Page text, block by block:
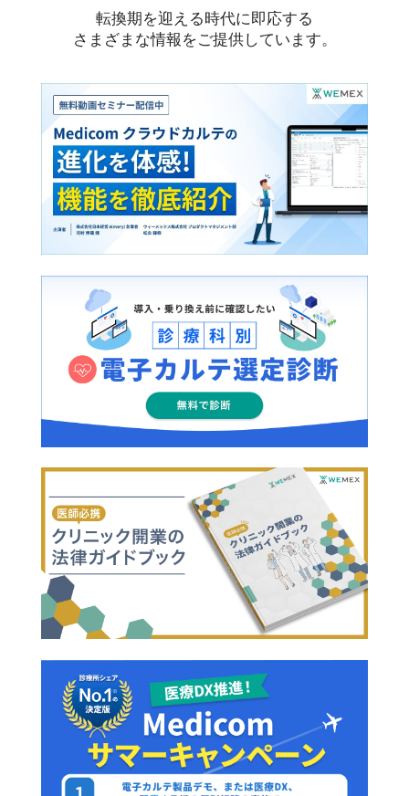
転換期を迎える時代に即応する
さまざまな情報をご提供しています。